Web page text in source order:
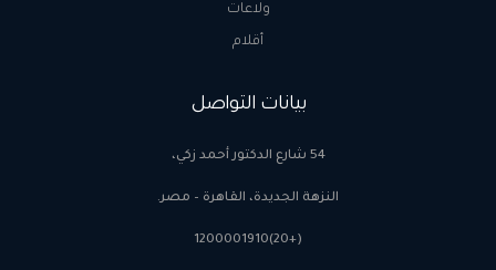
ولاعات
أقلام
بيانات التواصل
54 شارع الدكتور أحمد زكي،
النزهة الجديدة، القاهرة – مصر.
(+20)1200001910